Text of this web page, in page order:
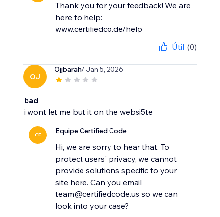
Thank you for your feedback! We are
here to help:
www.certifiedco.de/help
Útil (0)
OJ
Ojjbarah/ Jan 5, 2026
bad
i wont let me but it on the websi5te
CE Equipe Certified Code
Hi, we are sorry to hear that. To
protect users' privacy, we cannot
provide solutions specific to your
site here. Can you email
team@certifiedcode.us so we can
look into your case?